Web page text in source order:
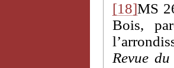
[18]MS
Bois,
Revue